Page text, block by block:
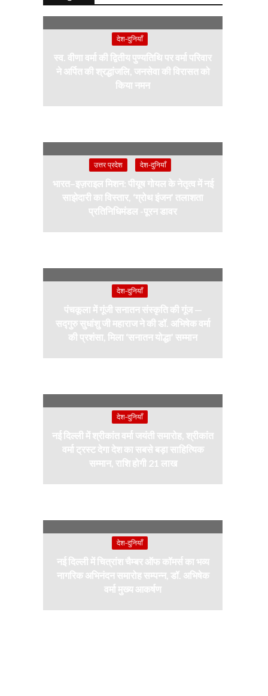
देश-दुनियाँ
स्व. वीणा वर्मा की द्वितीय पुण्यतिथि पर वर्मा परिवार
ने अर्पित की श्रद्धांजलि, जनसेवा की विरासत को
किया नमन
उत्तर प्रदेश देश-दुनियाँ
भारत–इज़राइल मिशन: पीयूष गोयल के नेतृत्व में नई
साझेदारी का विस्तार, ‘ग्रोथ इंजन’ तलाशता
प्रतिनिधिमंडल -पूरन डावर
देश-दुनियाँ
पंचकूला में गूंजी सनातन संस्कृति की गूंज —
सद्गुरु सुधांशु जी महाराज ने की डॉ. अभिषेक वर्मा
की प्रशंसा, मिला ‘सनातन योद्धा’ सम्मान
देश-दुनियाँ
नई दिल्ली में श्रीकांत वर्मा जयंती समारोह, श्रीकांत
वर्मा ट्रस्ट देगा देश का सबसे बड़ा साहित्यिक
सम्मान, राशि होगी 21 लाख
देश-दुनियाँ
नई दिल्ली में चित्रांश चैम्बर ऑफ कॉमर्स का भव्य
नागरिक अभिनंदन समारोह सम्पन्न, डॉ. अभिषेक
वर्मा मुख्य आकर्षण